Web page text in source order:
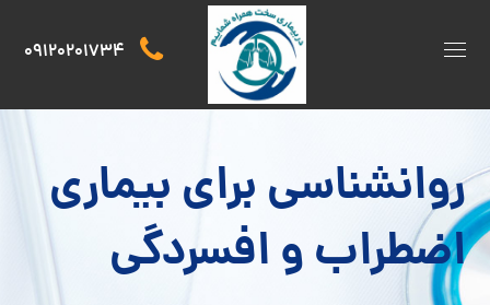
09120201734
روانشناسی برای بیماری
اضطراب و افسردگی